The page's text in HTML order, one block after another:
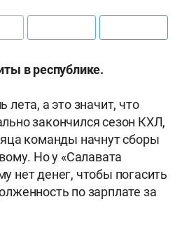
в республике.
лета, а это значит, что
закончился сезон КХЛ,
команды начнут сборы
Но у «Салавата
нет денег, чтобы погасить
по зарплате за